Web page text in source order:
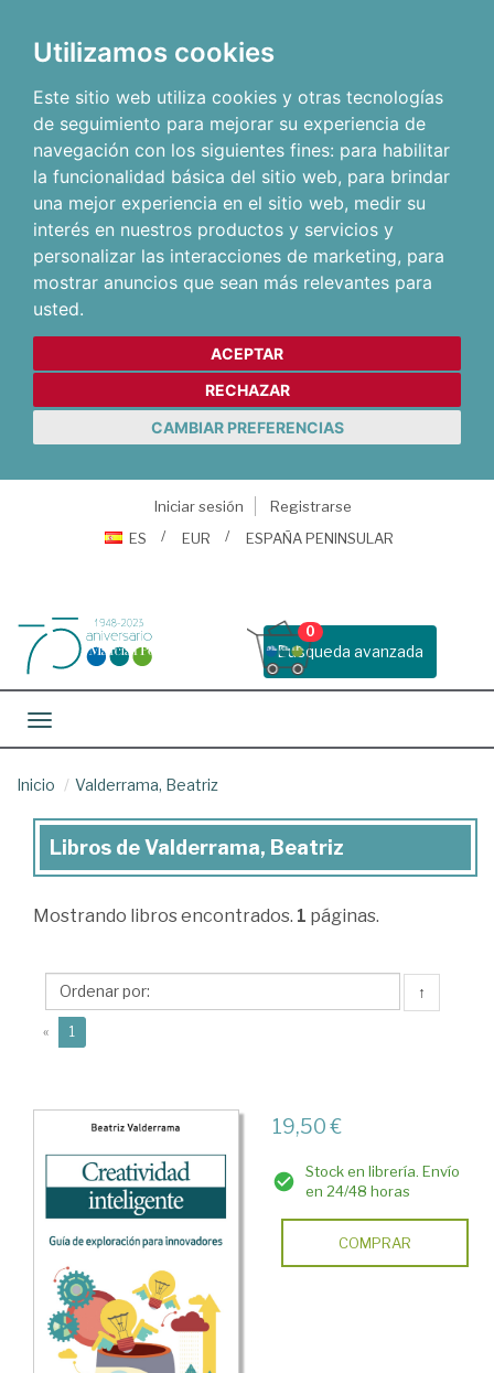
Utilizamos cookies
Este sitio web utiliza cookies y otras tecnologías
de seguimiento para mejorar su experiencia de
navegación con los siguientes fines: para habilitar
la funcionalidad básica del sitio web, para brindar
una mejor experiencia en el sitio web, medir su
interés en nuestros productos y servicios y
personalizar las interacciones de marketing, para
mostrar anuncios que sean más relevantes para
usted.
ACEPTAR
RECHAZAR
CAMBIAR PREFERENCIAS
Iniciar sesión
Registrarse
ES
EUR ESPAÑA PENINSULAR
Busqueda avanzada
0
Toggle navigation
Inicio Valderrama, Beatriz
Libros
Valderrama,
Libros de Valderrama, Beatriz
Mostrando libros encontrados. 1 páginas.
↑
« 1
19,50 €
Stock en librería. Envío
en 24/48 horas
COMPRAR